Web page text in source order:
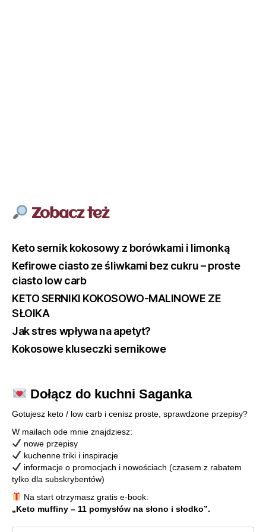
Zobacz też
Keto sernik kokosowy z borówkami i limonką
Kefirowe ciasto ze śliwkami bez cukru – proste
ciasto low carb
KETO SERNIKI KOKOSOWO-MALINOWE ZE
SŁOIKA
Jak stres wpływa na apetyt?
Kokosowe kluseczki sernikowe
Dołącz do kuchni Saganka
Gotujesz keto / low carb i cenisz proste, sprawdzone przepisy?
W mailach ode mnie znajdziesz:
nowe przepisy
kuchenne triki i inspiracje
informacje o promocjach i nowościach (czasem z rabatem
tylko dla subskrybentów)
Na start otrzymasz gratis e-book:
„Keto muffiny – 11 pomysłów na słono i słodko”.